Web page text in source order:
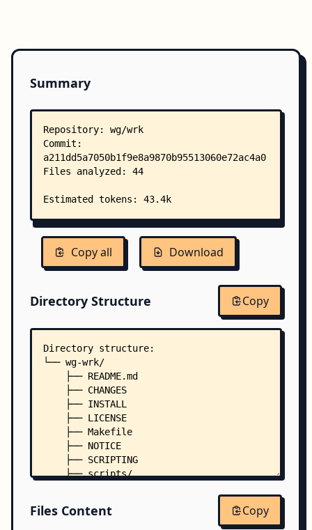
Summary
Copy all Download
Directory Structure Copy
Directory structure:
└── wg-wrk/
    ├── README.md
    ├── CHANGES
    ├── INSTALL
    ├── LICENSE
    ├── Makefile
    ├── NOTICE
    ├── SCRIPTING
    ├── scripts/
    │   ├── counter.lua
Files Content Copy